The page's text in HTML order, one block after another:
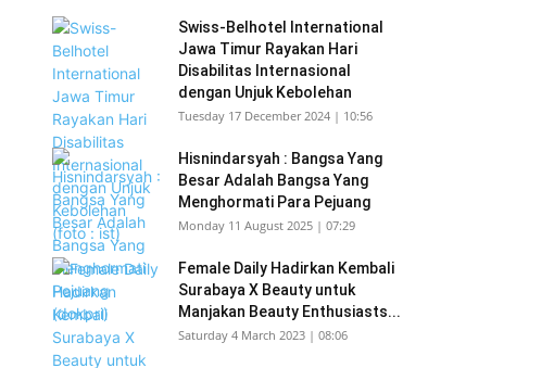
Swiss-Belhotel International
Jawa Timur Rayakan Hari
Disabilitas Internasional
dengan Unjuk Kebolehan
Tuesday 17 December 2024 | 10:56
Hisnindarsyah : Bangsa Yang
Besar Adalah Bangsa Yang
Menghormati Para Pejuang
Monday 11 August 2025 | 07:29
Female Daily Hadirkan Kembali
Surabaya X Beauty untuk
Manjakan Beauty Enthusiasts...
Saturday 4 March 2023 | 08:06